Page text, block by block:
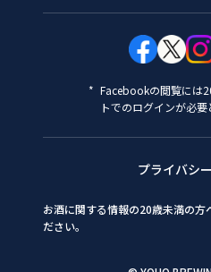
Facebookの閲覧には
トでのログインが必
プライバシ
お酒に関する情報の20歳未満の方
ださい。